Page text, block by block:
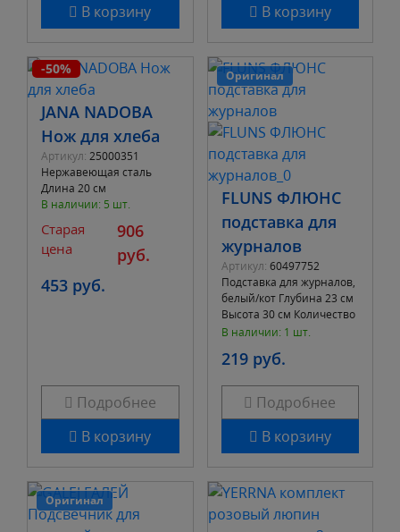
В корзину
В корзину
-50%
JANA NADOBA
Нож для хлеба
Артикул: 25000351
Нержавеющая сталь
Длина 20 см
В наличии: 5 шт.
Старая
цена
906
руб.
453 руб.
Подробнее
В корзину
Оригинал
FLUNS ФЛЮНС
подставка для
журналов
Артикул: 60497752
Подставка для журналов,
белый/кот Глубина 23 см
Высота 30 см Количество
в упаковке 4 шт Ширина
В наличии: 1 шт.
219 руб.
Подробнее
В корзину
Оригинал